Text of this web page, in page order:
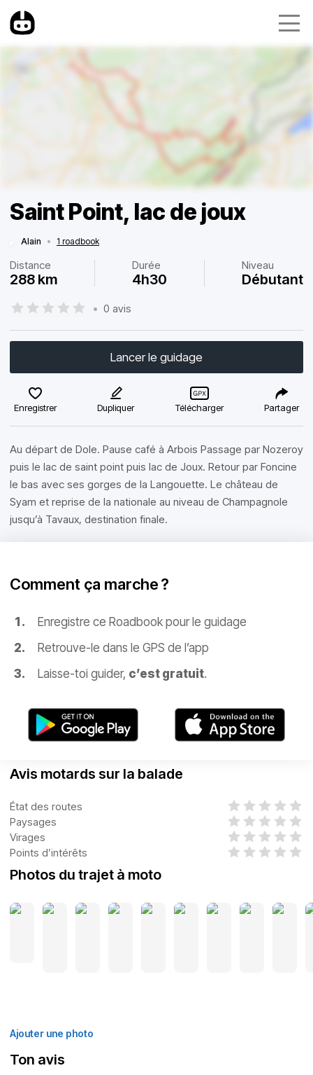
Saint Point, lac de joux
Alain • 1 roadbook
Distance
288 km
Durée
4h30
Niveau
Débutant
• 0 avis
Lancer le guidage
Enregistrer Dupliquer Télécharger Partager
Au départ de Dole. Pause café à Arbois Passage par Nozeroy
puis le lac de saint point puis lac de Joux. Retour par Foncine
le bas avec ses gorges de la Langouette. Le château de
Syam et reprise de la nationale au niveau de Champagnole
jusqu’à Tavaux, destination finale.
Comment ça marche ?
Enregistre ce Roadbook pour le guidage
Retrouve-le dans le GPS de l’app
Laisse-toi guider, c’est gratuit.
Avis motards sur la balade
État des routes
Paysages
Virages
Points d’intérêts
Photos du trajet à moto
Ajouter une photo
Ton avis